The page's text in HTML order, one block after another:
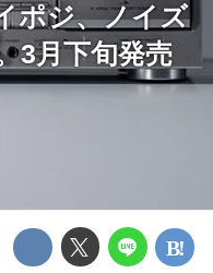
ポジ、ノイズ
3月下旬発売